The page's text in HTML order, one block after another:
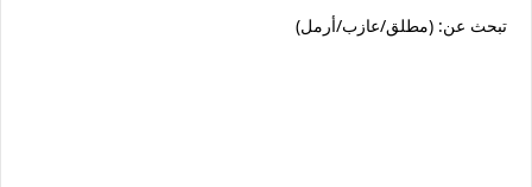
تبحث عن: (مطلق/عازب/أرمل)